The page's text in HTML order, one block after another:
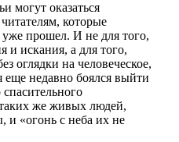
могут оказаться
которые
уже прошел. И не для того,
и искания, а для того,
оглядки на человеческое,
недавно боялся выйти
же живых людей,
и «огонь с неба их не